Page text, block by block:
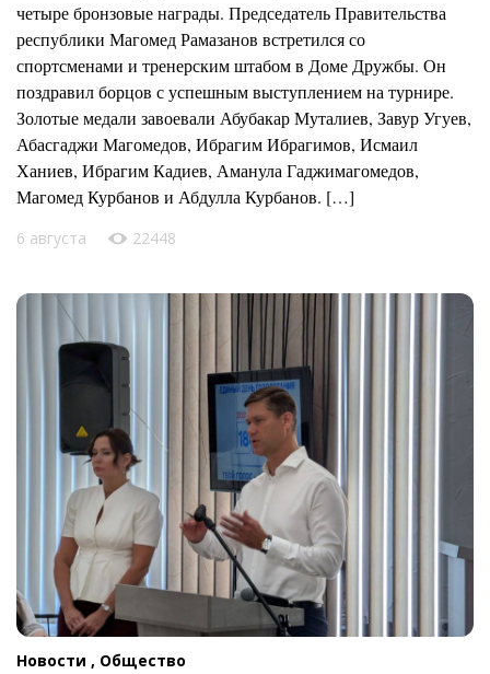
четыре бронзовые награды. Председатель Правительства
республики Магомед Рамазанов встретился со
спортсменами и тренерским штабом в Доме Дружбы. Он
поздравил борцов с успешным выступлением на турнире.
Золотые медали завоевали Абубакар Муталиев, Завур Угуев,
Абасгаджи Магомедов, Ибрагим Ибрагимов, Исмаил
Ханиев, Ибрагим Кадиев, Аманула Гаджимагомедов,
Магомед Курбанов и Абдулла Курбанов. […]
6 августа 22448
Новости , Общество